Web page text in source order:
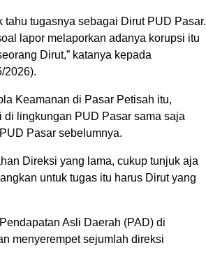
tahu tugasnya sebagai Dirut PUD Pasar.
lapor melaporkan adanya korupsi itu
Dirut,” katanya kepada
2026).
Keamanan di Pasar Petisah itu,
lingkungan PUD Pasar sama saja
Pasar sebelumnya.
Direksi yang lama, cukup tunjuk aja
untuk tugas itu harus Dirut yang
Asli Daerah (PAD) di
menyerempet sejumlah direksi